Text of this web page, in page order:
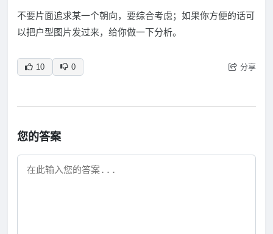
不要片面追求某一个朝向，要综合考虑；如果你方便的话可
以把户型图片发过来，给你做一下分析。
10 0 分享
您的答案